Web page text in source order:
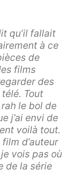
qu’il fallait
à ce
de
films
des
Tout
le bol de
j’ai envi de
voilà tout.
d’auteur
vois pas où
de la série